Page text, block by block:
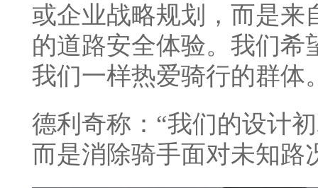
或企业战略规划，而是来
的道路安全体验。我们希
我们一样热爱骑行的群体
德利奇称：“我们的设计
而是消除骑手面对未知路